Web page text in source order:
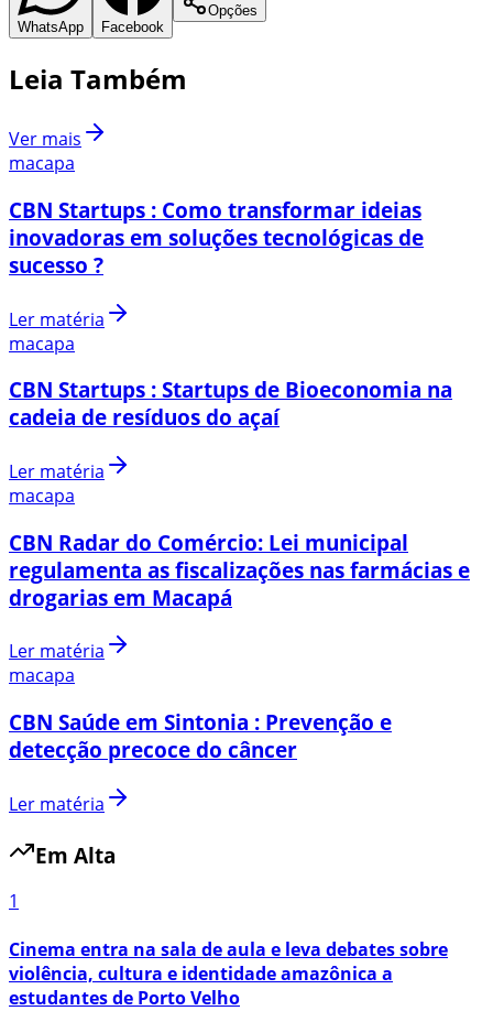
WhatsApp Facebook
Opções
Leia Também
Ver mais
macapa
CBN Startups : Como transformar ideias
inovadoras em soluções tecnológicas de
sucesso ?
Ler matéria
macapa
CBN Startups : Startups de Bioeconomia na
cadeia de resíduos do açaí
Ler matéria
macapa
CBN Radar do Comércio: Lei municipal
regulamenta as fiscalizações nas farmácias e
drogarias em Macapá
Ler matéria
macapa
CBN Saúde em Sintonia : Prevenção e
detecção precoce do câncer
Ler matéria
Em Alta
1
Cinema entra na sala de aula e leva debates sobre
violência, cultura e identidade amazônica a
estudantes de Porto Velho